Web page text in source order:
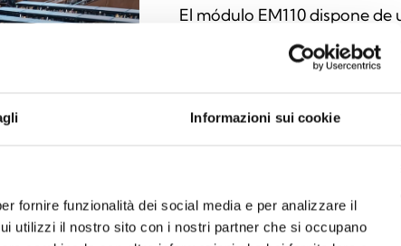
Informazioni sui cookie
fornire funzionalità dei social media e per analizzare il
utilizzi il nostro sito con i nostri partner che si occupano
El módulo EM110 dispone de
supervisada para supervisar
dispositivos externos
aislador de cortocircuito,
indicar el estado del
automático mediante
solución ideal para
requieren un control preciso